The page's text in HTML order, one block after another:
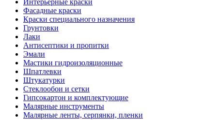
Интерьерные краски
Фасадные краски
Краски специального назначения
Грунтовки
Лаки
Антисептики и пропитки
Эмали
Мастики гидроизоляционные
Шпатлевки
Штукатурки
Стеклообои и сетки
Гипсокартон и комплектующие
Малярные инструменты
Малярные ленты, серпянки, пленки